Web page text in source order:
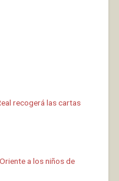
recogerá las cartas
a los niños de